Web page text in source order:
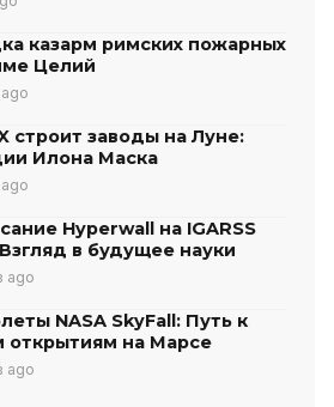
казарм римских пожарных
Целий
строит заводы на Луне:
Илона Маска
Hyperwall на IGARSS
в будущее науки
ago
NASA SkyFall: Путь к
открытиям на Марсе
ago